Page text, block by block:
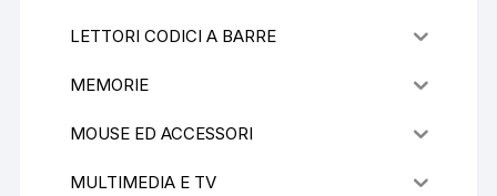
LETTORI CODICI A BARRE
MEMORIE
MOUSE ED ACCESSORI
MULTIMEDIA E TV